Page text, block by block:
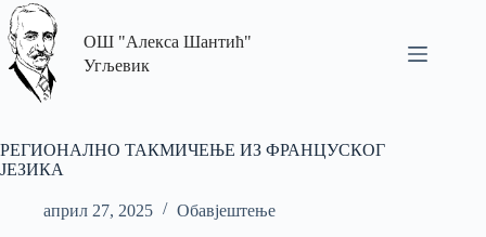
ОШ "Алекса Шантић"
Угљевик
РЕГИОНАЛНО ТАКМИЧЕЊЕ ИЗ ФРАНЦУСКОГ
ЈЕЗИКА
април 27, 2025 Обавјештење